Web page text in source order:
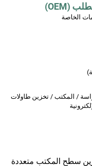
/ المكتب / تخزين طاولات
سطح المكتب متعددة